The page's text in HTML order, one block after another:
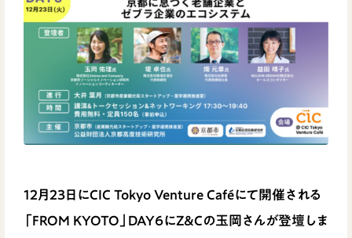
12月23日にCIC Tokyo Venture Caféにて開催される
「FROM KYOTO」DAY6にZ&Cの玉岡さんが登壇しま